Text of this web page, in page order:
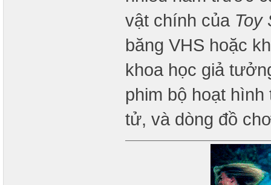
vật chính của Toy
băng VHS hoặc
khoa học giả
phim bộ hoạt
tử, và dòng đồ